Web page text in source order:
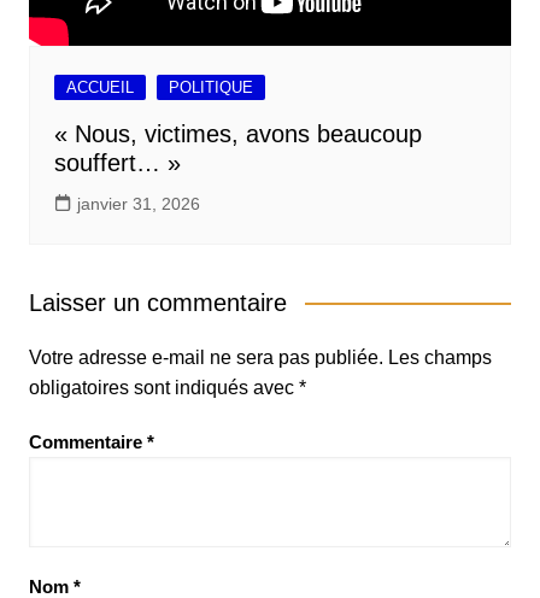
ACCUEIL POLITIQUE
« Nous, victimes, avons beaucoup
souffert… »
janvier 31, 2026
Laisser un commentaire
Votre adresse e-mail ne sera pas publiée. Les champs
obligatoires sont indiqués avec *
Commentaire *
Nom *